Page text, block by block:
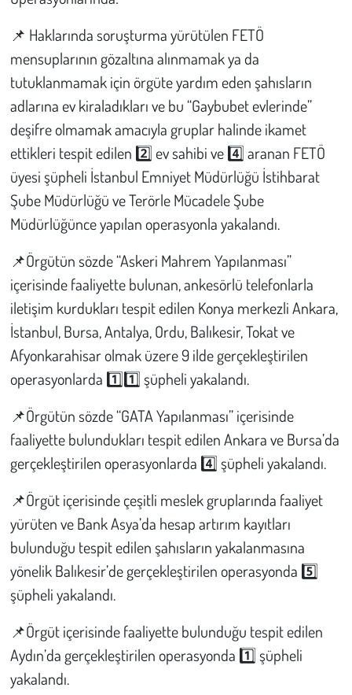
📌 Haklarında soruşturma yürütülen FETÖ
mensuplarının gözaltına alınmamak ya da
tutuklanmamak için örgüte yardım eden şahısların
adlarına ev kiraladıkları ve bu “Gaybubet evlerinde”
deşifre olmamak amacıyla gruplar halinde ikamet
ettikleri tespit edilen 2️⃣ ev sahibi ve 4️⃣ aranan FETÖ
üyesi şüpheli İstanbul Emniyet Müdürlüğü İstihbarat
Şube Müdürlüğü ve Terörle Mücadele Şube
Müdürlüğünce yapılan operasyonla yakalandı.
📌Örgütün sözde “Askeri Mahrem Yapılanması”
içerisinde faaliyette bulunan, ankesörlü telefonlarla
iletişim kurdukları tespit edilen Konya merkezli Ankara,
İstanbul, Bursa, Antalya, Ordu, Balıkesir, Tokat ve
Afyonkarahisar olmak üzere 9 ilde gerçekleştirilen
operasyonlarda 1️⃣1️⃣ şüpheli yakalandı.
📌Örgütün sözde “GATA Yapılanması” içerisinde
faaliyette bulundukları tespit edilen Ankara ve Bursa’da
gerçekleştirilen operasyonlarda 4️⃣ şüpheli yakalandı.
📌Örgüt içerisinde çeşitli meslek gruplarında faaliyet
yürüten ve Bank Asya’da hesap artırım kayıtları
bulunduğu tespit edilen şahısların yakalanmasına
yönelik Balıkesir’de gerçekleştirilen operasyonda 5️⃣
şüpheli yakalandı.
📌Örgüt içerisinde faaliyette bulunduğu tespit edilen
Aydın’da gerçekleştirilen operasyonda 1️⃣ şüpheli
yakalandı.
Hukuk
Son Dakika
Kent
Eğlence